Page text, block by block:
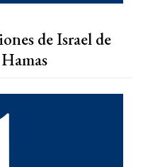
de Israel de